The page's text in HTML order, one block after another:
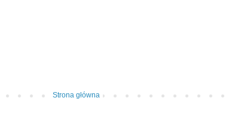
Strona główna